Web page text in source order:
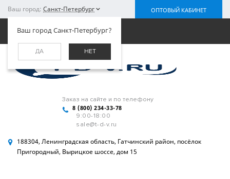
Ваш город: Санкт-Петербург
Ваш город Санкт-Петербург?
ДА НЕТ
ОПТОВЫЙ КАБИНЕТ
Заказ на сайте и по телефону
8 (800) 234-33-78
9:00-18:00
sale@t-d-v.ru
188304, Ленинградская область, Гатчинский район, посёлок
Пригородный, Вырицкое шоссе, дом 15
Меню